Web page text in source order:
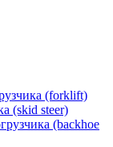
(forklift)
(skid steer)
(backhoe